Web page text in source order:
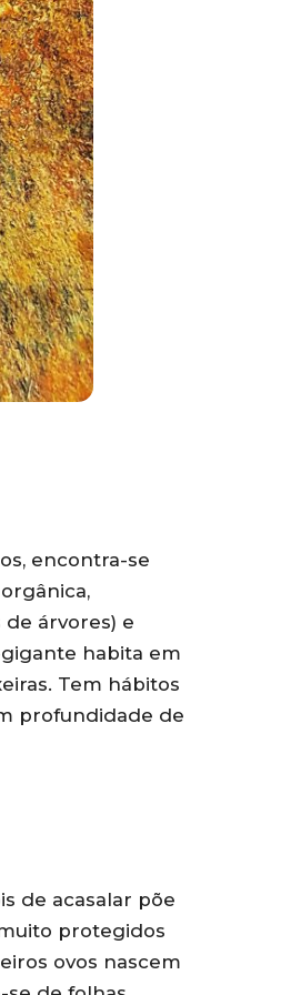
encontra-se
árvores) e
habita em
Tem hábitos
profundidade de
de acasalar põe
protegidos
ovos nascem